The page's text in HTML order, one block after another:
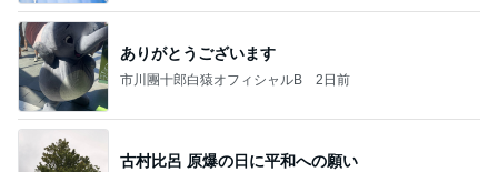
ありがとうございます
市川團十郎白猿オフィシャルB 2日前
古村比呂 原爆の日に平和への願い